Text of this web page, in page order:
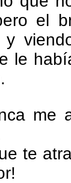
el
y
le
me
te